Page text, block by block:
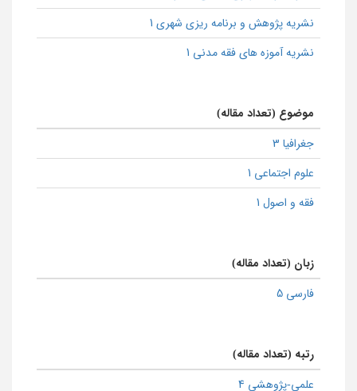
نشریه پژوهش و برنامه ریزی شهری 1
نشریه آموزه های فقه مدنی 1
موضوع (تعداد مقاله)
جغرافیا 3
علوم اجتماعی 1
فقه و اصول 1
زبان (تعداد مقاله)
فارسی 5
رتبه (تعداد مقاله)
علمی-پژوهشی 4